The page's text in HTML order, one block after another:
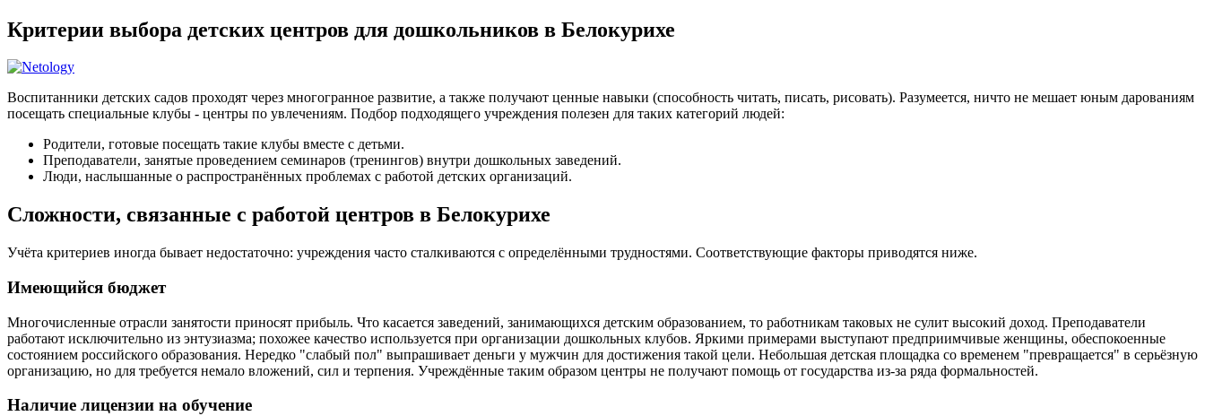
Критерии выбора детских центров для дошкольников в Белокурихе
Воспитанники детских садов проходят через многогранное развитие, а также получают ценные навыки (способность читать, писать, рисовать). Разумеется, ничто не мешает юным дарованиям
посещать специальные клубы - центры по увлечениям. Подбор подходящего учреждения полезен для таких категорий людей:
Родители, готовые посещать такие клубы вместе с детьми.
Преподаватели, занятые проведением семинаров (тренингов) внутри дошкольных заведений.
Люди, наслышанные о распространённых проблемах с работой детских организаций.
Сложности, связанные с работой центров в Белокурихе
Учёта критериев иногда бывает недостаточно: учреждения часто сталкиваются с определёнными трудностями. Соответствующие факторы приводятся ниже.
Имеющийся бюджет
Многочисленные отрасли занятости приносят прибыль. Что касается заведений, занимающихся детским образованием, то работникам таковых не сулит высокий доход. Преподаватели
работают исключительно из энтузиазма; похожее качество используется при организации дошкольных клубов. Яркими примерами выступают предприимчивые женщины, обеспокоенные
состоянием российского образования. Нередко "слабый пол" выпрашивает деньги у мужчин для достижения такой цели. Небольшая детская площадка со временем "превращается" в серьёзную
организацию, но для требуется немало вложений, сил и терпения. Учреждённые таким образом центры не получают помощь от государства из-за ряда формальностей.
Наличие лицензии на обучение